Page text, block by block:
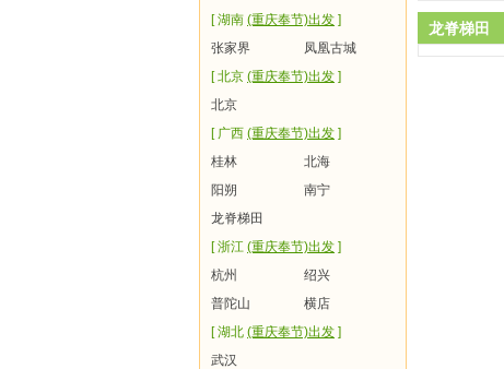
[ 湖南 (重庆奉节)出发 ]
张家界
凤凰古城
[ 北京 (重庆奉节)出发 ]
北京
[ 广西 (重庆奉节)出发 ]
桂林
北海
阳朔
南宁
龙脊梯田
[ 浙江 (重庆奉节)出发 ]
杭州
绍兴
普陀山
横店
[ 湖北 (重庆奉节)出发 ]
武汉
龙脊梯田